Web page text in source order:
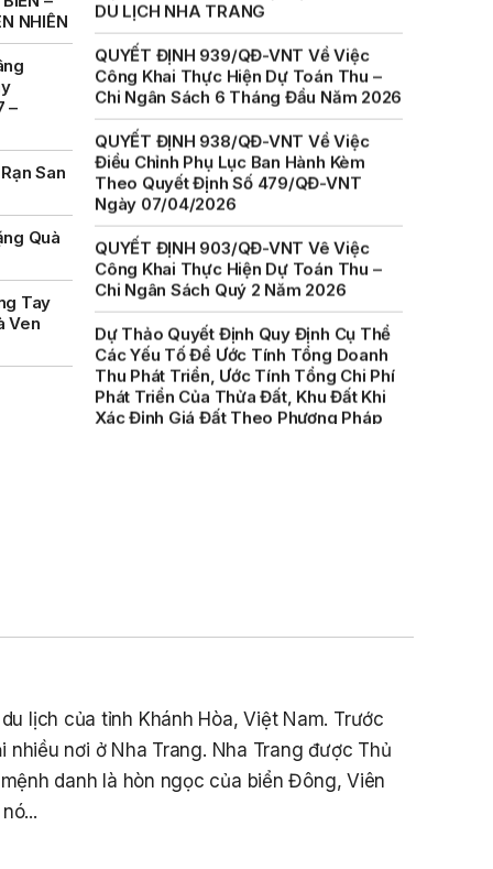
NHIÊN
–
San
Quà
Tay
Ven
Công Khai Thực Hiện Dự Toán Thu –
Chi Ngân Sách 6 Tháng Đầu Năm 2026
QUYẾT ĐỊNH 938/QĐ-VNT Về Việc
Điều Chỉnh Phụ Lục Ban Hành Kèm
Theo Quyết Định Số 479/QĐ-VNT
Ngày 07/04/2026
QUYẾT ĐỊNH 903/QĐ-VNT Vê Việc
Công Khai Thực Hiện Dự Toán Thu –
Chi Ngân Sách Quý 2 Năm 2026
Dự Thảo Quyết Định Quy Định Cụ Thể
Các Yếu Tố Để Ước Tính Tổng Doanh
Thu Phát Triển, Ước Tính Tổng Chi Phí
Phát Triển Của Thửa Đất, Khu Đất Khi
Xác Định Giá Đất Theo Phương Pháp
Thặng Dư Và Các Yếu Tố Ảnh Hưởng
Đến Giá Đất Khi Xác Định Giá Đất Cụ
Thể Trên Địa Bàn Tỉnh Khánh Hòa
Số KH-0387
641/TB-VNT Ngày 18/05/2026 Của
Ban Quản Lý Vịnh Nha Trang Về Việc
Lựa Chọn Tổ Chức Đấu Giá Tài Sản
lịch của tỉnh Khánh Hòa, Việt Nam. Trước
nơi ở Nha Trang. Nha Trang được Thủ
danh là hòn ngọc của biển Đông, Viên